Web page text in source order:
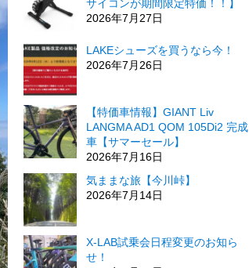
サイコンが期間限定特価！！】
2026年7月27日
LAKEシューズを買うなら今！
2026年7月26日
【特価車情報】GIANT Liv
LANGMA AD1 QOM 105Di2 完成
車【サマーセール】
2026年7月16日
気ままな旅【今川峠】
2026年7月14日
X-LAB試乗会日程変更のお知ら
せ！